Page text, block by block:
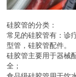
硅胶管的分类：
常见的硅胶管有：诊
型管，硅胶管配件。
硅胶管主要用于器械
全；